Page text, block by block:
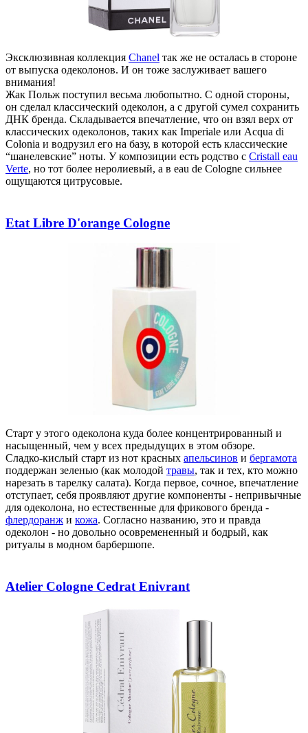
Эксклюзивная коллекция Chanel так же не осталась в стороне
от выпуска одеколонов. И он тоже заслуживает вашего
внимания!
Жак Польж поступил весьма любопытно. С одной стороны,
он сделал классический одеколон, а с другой сумел сохранить
ДНК бренда. Складывается впечатление, что он взял верх от
классических одеколонов, таких как Imperiale или Acqua di
Colonia и водрузил его на базу, в которой есть классические
“шанелевские” ноты. У композиции есть родство с Cristall eau
Verte, но тот более неролиевый, а в eau de Cologne сильнее
ощущаются цитрусовые.
Etat Libre D'orange Cologne
Старт у этого одеколона куда более концентрированный и
насыщенный, чем у всех предыдущих в этом обзоре.
Сладко-кислый старт из нот красных апельсинов и бергамота
поддержан зеленью (как молодой травы, так и тех, кто можно
нарезать в тарелку салата). Когда первое, сочное, впечатление
отступает, себя проявляют другие компоненты - непривычные
для одеколона, но естественные для фрикового бренда -
флердоранж и кожа. Согласно названию, это и правда
одеколон - но довольно осовремененный и бодрый, как
ритуалы в модном барбершопе.
Atelier Cologne Cedrat Enivrant